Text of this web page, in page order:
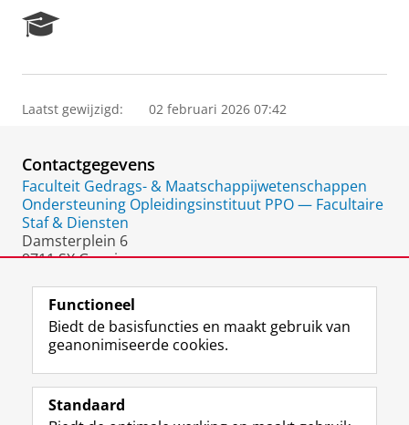
e
r
P
o
r
t
a
l
Laatst gewijzigd: 02 februari 2026 07:42
Contactgegevens
Faculteit Gedrags- & Maatschappijwetenschappen
Ondersteuning Opleidingsinstituut PPO — Facultaire
Staf & Diensten
Damsterplein 6
9711 SX Groningen
Volg de RUG
F
a
L
i
R
S
I
n
Y
o
Functioneel
Biedt de basisfuncties en maakt gebruik van
geanonimiseerde cookies.
Standaard